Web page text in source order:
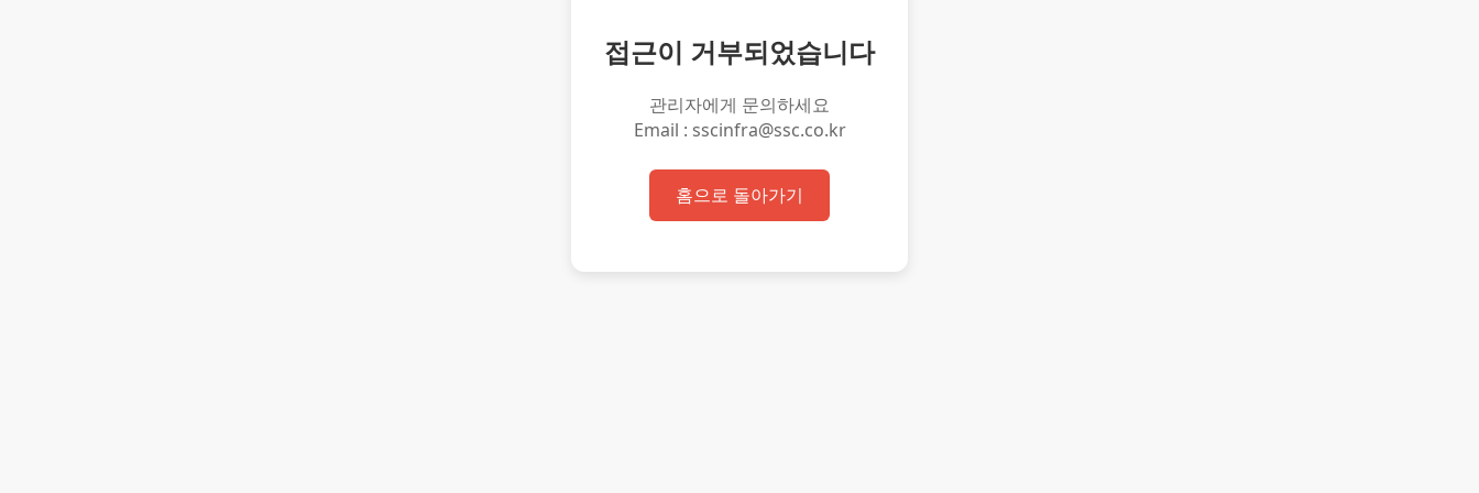
접근이 거부되었습니다
관리자에게 문의하세요
Email : sscinfra@ssc.co.kr
홈으로 돌아가기